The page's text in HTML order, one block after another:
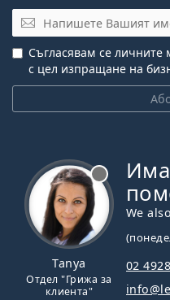
Имейл
Съгласявам се личните
с цел изпращане на
Tanya
Отдел "Грижа за
клиента"
We
02